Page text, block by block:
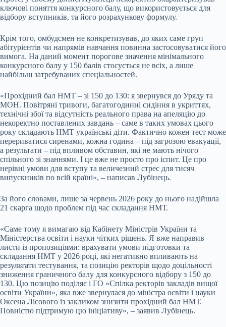
ключові поняття конкурсного балу, що використовується для
відбору вступників, та його розрахункову формулу.
Крім того, омбудсмен не конкретизував, до яких саме груп
абітурієнтів чи напрямів навчання повинна застосовуватися його
вимога. На даний момент порогове значення мінімального
конкурсного балу у 150 балів стосується не всіх, а лише
найбільш затребуваних спеціальностей.
«Прохідний бал НМТ – зі 150 до 130: я звернувся до Уряду та
МОН. Повітряні тривоги, багатогодинні сидіння в укриттях,
технічні збої та відсутність реального права на апеляцію до
некоректно поставлених завдань – саме в таких умовах цього
року складають НМТ українські діти. Фактично кожен тест може
перериватися сиренами, кожна година – під загрозою евакуації,
а результати – під впливом обставин, які не мають нічого
спільного зі знаннями. І це вже не просто про іспит. Це про
нерівні умови для вступу та величезний стрес для тисяч
випускників по всій країні», – написав Лубінець.
За його словами, лише за червень 2026 року до нього надійшла
21 скарга щодо проблем під час складання НМТ.
«Саме тому я вимагаю від Кабінету Міністрів України та
Міністерства освіти і науки чітких рішень. Я вже направив
листи із пропозиціями: врахувати умови підготовки та
складання НМТ у 2026 році, які негативно впливають на
результати тестування, та позицію ректорів щодо доцільності
зниження граничного балу для конкурсного відбору з 150 до
130. Цю позицію поділяє і ГО «Спілка ректорів закладів вищої
освіти України», яка вже звернулася до міністра освіти і науки
Оксена Лісового із закликом знизити прохідний бал НМТ.
Повністю підтримую цю ініціативу», – заявив Лубінець.